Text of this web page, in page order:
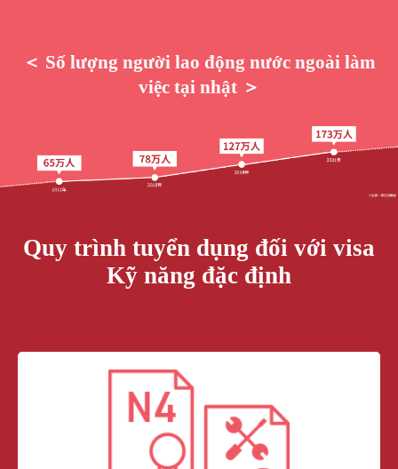
＜ Số lượng người lao động nước ngoài làm
việc tại nhật ＞
Quy trình tuyển dụng đối với visa
Kỹ năng đặc định